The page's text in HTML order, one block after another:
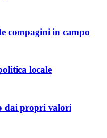
compagini in campo
locale
dai propri valori